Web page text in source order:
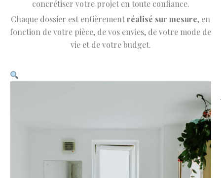
concrétiser votre projet en toute confiance.
Chaque dossier est entièrementréalisé sur mesure, en
fonction de votre pièce, de vos envies, de votre mode de
vie et de votre budget.